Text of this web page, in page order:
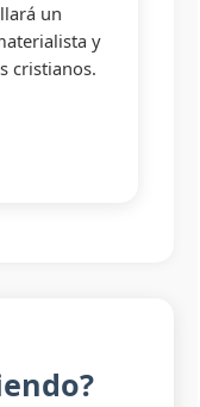
un
y
cristianos.